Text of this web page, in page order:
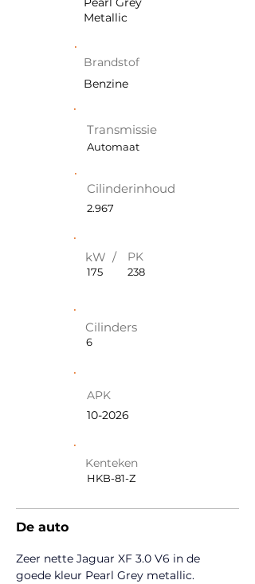
Metallic
Brandstof
Benzine
Transmissie
Automaat
Cilinderinhoud
2.967
kW / PK
175 238
Cilinders
6
APK
10-2026
Kenteken
HKB-81-Z
De auto
Zeer nette Jaguar XF 3.0 V6 in de
goede kleur Pearl Grey metallic.